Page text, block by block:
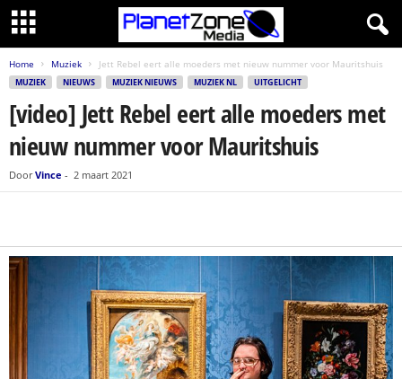
Home Muziek Jett Rebel eert alle moeders met nieuw nummer voor Mauritshuis
MUZIEK NIEUWS MUZIEK NIEUWS MUZIEK NL UITGELICHT
[video] Jett Rebel eert alle moeders met
nieuw nummer voor Mauritshuis
Door Vince - 2 maart 2021